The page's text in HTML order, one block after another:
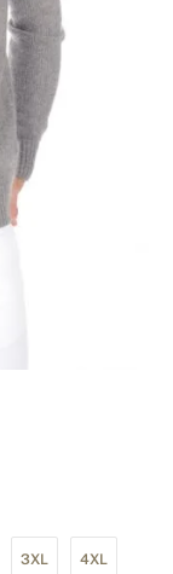
3XL 4XL